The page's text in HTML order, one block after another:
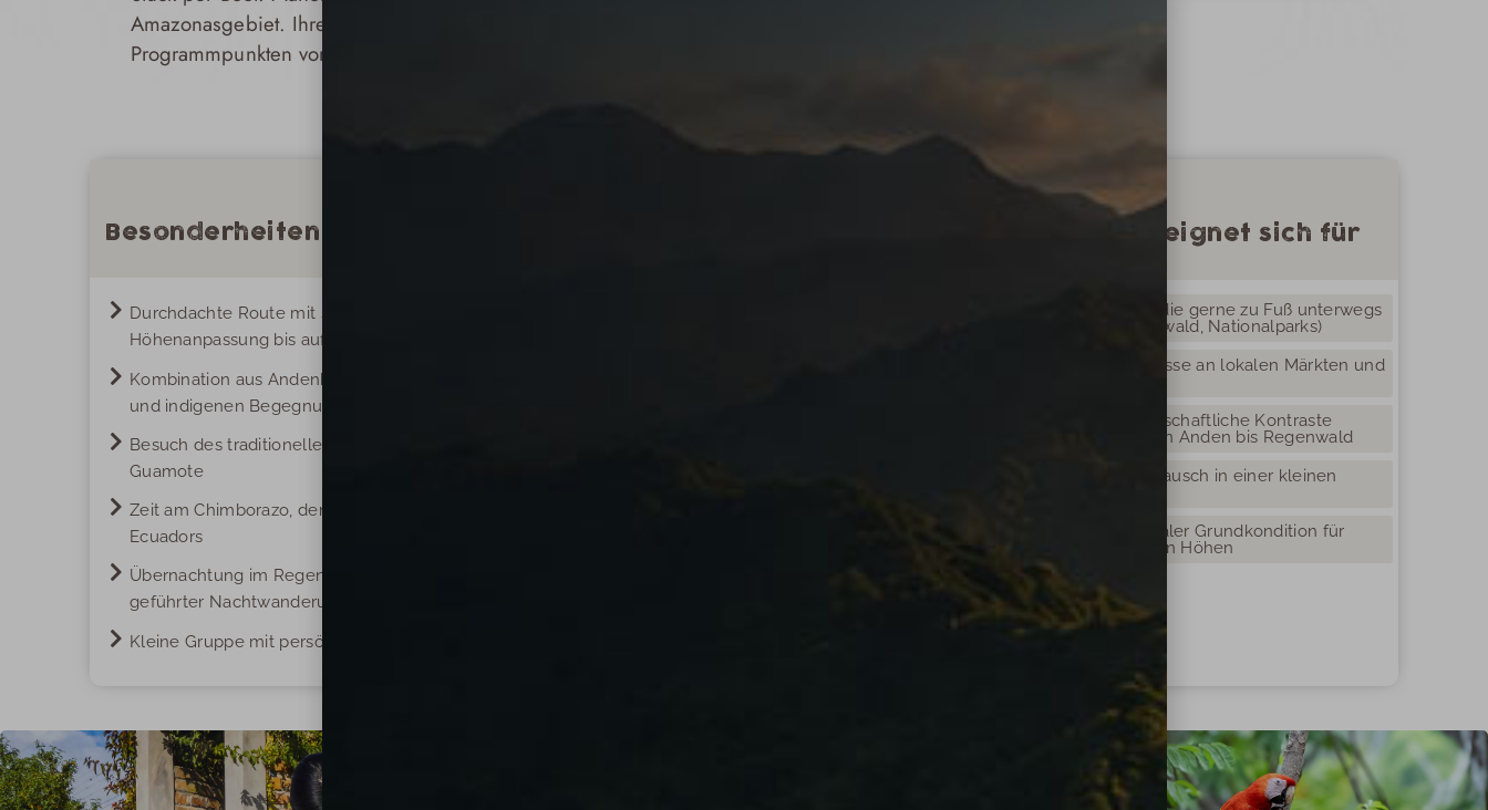
Amazonasgebiet. Ihre Reiseleitung begleitet Sie dabei durchgehend und wird bei einzelnen
Programmpunkten von lokalen Guides unterstützt.
Besonderheiten dieser Reise
Durchdachte Route mit schrittweiser
Höhenanpassung bis auf über 5.000 Meter
Kombination aus Andenhochland, Regenwald
und indigenen Begegnungen
Besuch des traditionellen Marktes von
Guamote
Zeit am Chimborazo, dem höchsten Berg
Ecuadors
Übernachtung im Regenwaldreservat mit
geführter Nachtwanderung
Kleine Gruppe mit persönlicher Reiseleitung
Diese Reise eignet sich für
Naturinteressierte, die gerne zu Fuß unterwegs
sind (Hochland, Nebelwald, Nationalparks)
Reisende mit Interesse an lokalen Märkten und
Menschen, die landschaftliche Kontraste
erleben möchten – von Anden bis Regenwald
Gäste, die den Austausch in einer kleinen
Reisende mit normaler Grundkondition für
Aufenthalte in größeren Höhen